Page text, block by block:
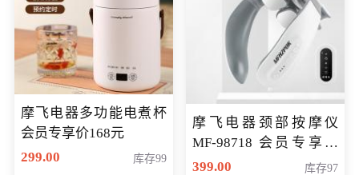
摩飞电器多功能电煮杯
会员专享价168元
299.00
库存99
摩飞电器颈部按摩仪
MF-98718 会员专享价
299元
399.00 库存97